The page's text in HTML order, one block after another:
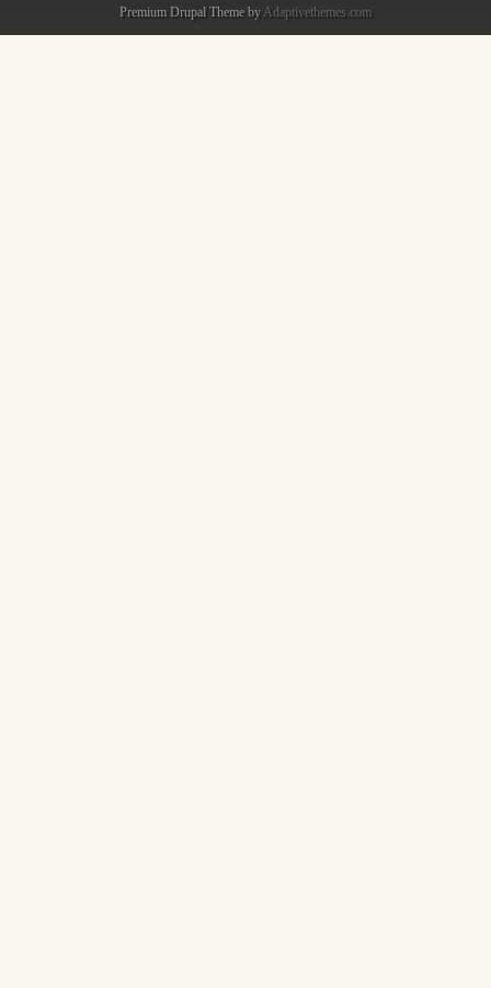
Premium Drupal Theme by Adaptivethemes.com